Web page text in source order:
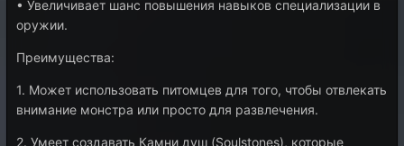
• Увеличивает шанс повышения навыков специализации в
оружии.
Преимущества:
1. Может использовать питомцев для того, чтобы отвлекать
внимание монстра или просто для развлечения.
2. Умеет создавать Камни душ (Soulstones), которые